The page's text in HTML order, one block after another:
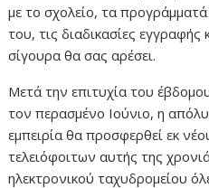
με το σχολείο, τα
του, τις διαδικασίες εγγραφής
σίγουρα θα σας αρέσει.
Μετά την επιτυχία του
τον περασμένο Ιούνιο, η
εμπειρία θα προσφερθεί εκ
τελειόφοιτων αυτής της
ηλεκτρονικού ταχυδρομείου